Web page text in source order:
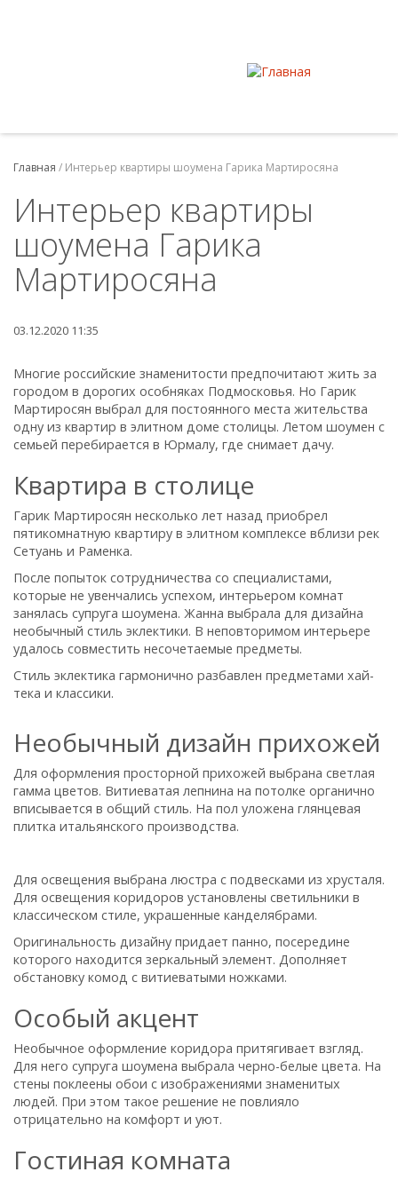
Главная / Интерьер квартиры шоумена Гарика Мартиросяна
Интерьер квартиры
шоумена Гарика
Мартиросяна
03.12.2020 11:35
Многие российские знаменитости предпочитают жить за
городом в дорогих особняках Подмосковья. Но Гарик
Мартиросян выбрал для постоянного места жительства
одну из квартир в элитном доме столицы. Летом шоумен с
семьей перебирается в Юрмалу, где снимает дачу.
Квартира в столице
Гарик Мартиросян несколько лет назад приобрел
пятикомнатную квартиру в элитном комплексе вблизи рек
Сетуань и Раменка.
После попыток сотрудничества со специалистами,
которые не увенчались успехом, интерьером комнат
занялась супруга шоумена. Жанна выбрала для дизайна
необычный стиль эклектики. В неповторимом интерьере
удалось совместить несочетаемые предметы.
Стиль эклектика гармонично разбавлен предметами хай-
тека и классики.
Необычный дизайн прихожей
Для оформления просторной прихожей выбрана светлая
гамма цветов. Витиеватая лепнина на потолке органично
вписывается в общий стиль. На пол уложена глянцевая
плитка итальянского производства.
Для освещения выбрана люстра с подвесками из хрусталя.
Для освещения коридоров установлены светильники в
классическом стиле, украшенные канделябрами.
Оригинальность дизайну придает панно, посередине
которого находится зеркальный элемент. Дополняет
обстановку комод с витиеватыми ножками.
Особый акцент
Необычное оформление коридора притягивает взгляд.
Для него супруга шоумена выбрала черно-белые цвета. На
стены поклеены обои с изображениями знаменитых
людей. При этом такое решение не повлияло
отрицательно на комфорт и уют.
Гостиная комната